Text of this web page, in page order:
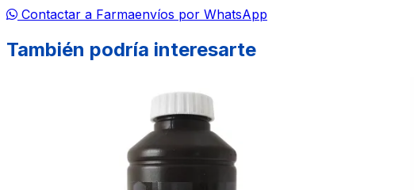
Contactar a Farmaenvíos por WhatsApp
También podría interesarte